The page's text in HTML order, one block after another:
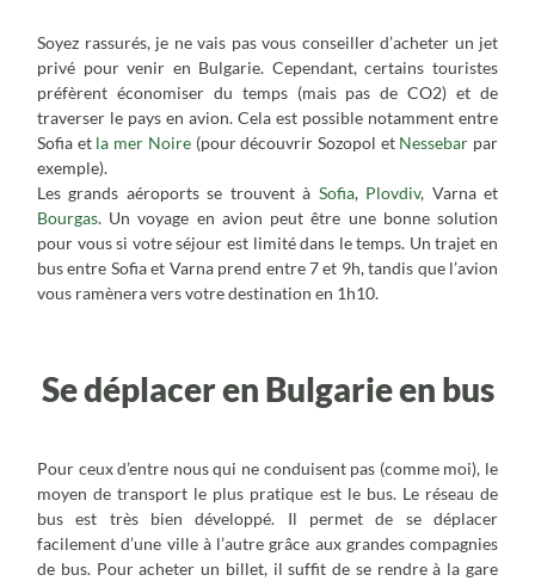
Soyez rassurés, je ne vais pas vous conseiller d’acheter un jet
privé pour venir en Bulgarie. Cependant, certains touristes
préfèrent économiser du temps (mais pas de CO2) et de
traverser le pays en avion. Cela est possible notamment entre
Sofia et la mer Noire(pour découvrir Sozopol et Nessebar par
exemple).
Les grands aéroports se trouvent à Sofia, Plovdiv, Varna et
Bourgas. Un voyage en avion peut être une bonne solution
pour vous si votre séjour est limité dans le temps. Un trajet en
bus entre Sofia et Varna prend entre 7 et 9h, tandis que l’avion
vous ramènera vers votre destination en 1h10.
Se déplacer en Bulgarie en bus
Pour ceux d’entre nous qui ne conduisent pas (comme moi), le
moyen de transport le plus pratique est le bus. Le réseau de
bus est très bien développé. Il permet de se déplacer
facilement d’une ville à l’autre grâce aux grandes compagnies
de bus. Pour acheter un billet, il suffit de se rendre à la gare